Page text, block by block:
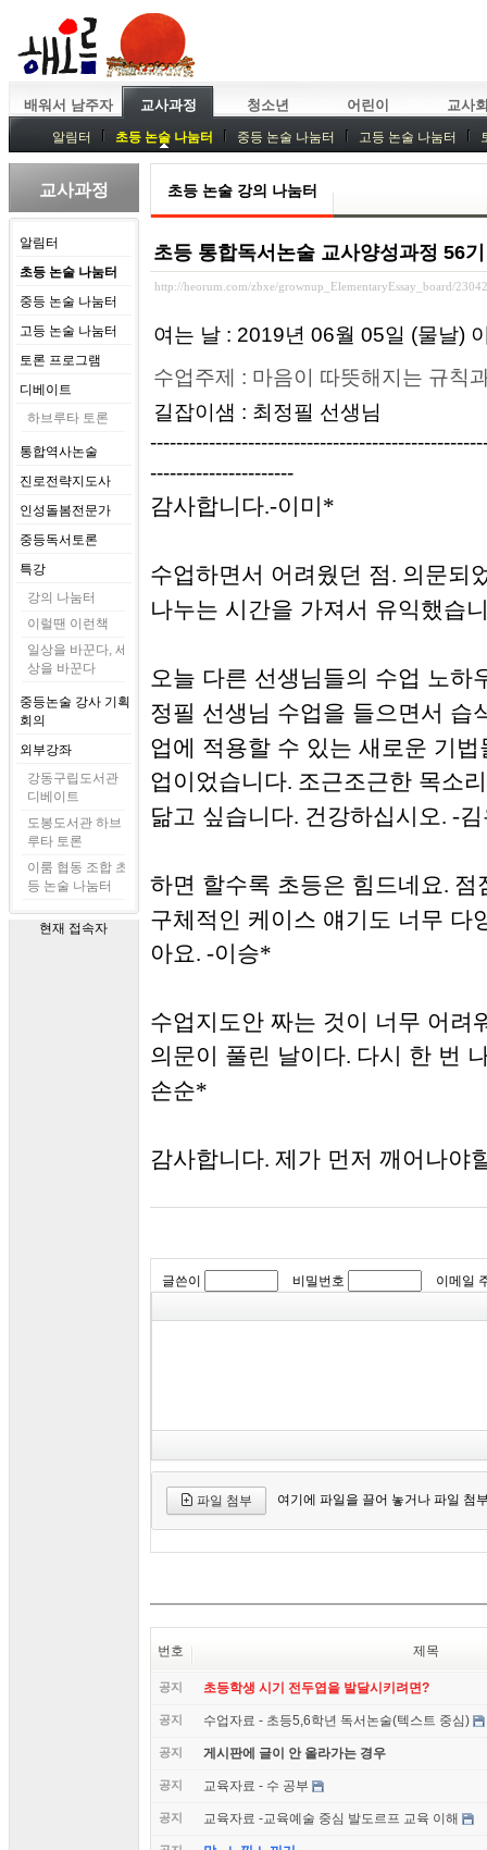
배워서 남주자 교사과정 청소년 어린이 교사
알림터 초등 논술 나눔터 중등 논술 나눔터 고등 논술 나눔터
중등독서토론
특강 중등논술 강사 기획회의 외부강좌
교사과정
알림터
초등 논술 나눔터
중등 논술 나눔터
고등 논술 나눔터
토론 프로그램
디베이트
하브루타 토론
통합역사논술
진로전략지도사
인성돌봄전문가
중등독서토론
특강
강의 나눔터
이럴땐 이런책
일상을 바꾼다, 세
상을 바꾼다
중등논술 강사 기획
회의
외부강좌
강동구립도서관
디베이트
도봉도서관 하브
루타 토론
이룸 협동 조합 초
등 논술 나눔터
현재 접속자
초등 논술 강의 나눔터
초등 통합독서논술 교사양성과정 56
http://heorum.com/zbxe/grownup_ElementaryEssay_board/
여는 날 : 2019년 06월 05일 (물날)
수업주제 : 마음이 따뜻해지는 규칙
길잡이샘 : 최정필 선생님
----------------------
감사합니다.-이미*
수업하면서 어려웠던 점. 의문되
나누는 시간을 가져서 유익했습
오늘 다른 선생님들의 수업 노하
정필 선생님 수업을 들으면서 습
업에 적용할 수 있는 새로운 기
업이었습니다. 조근조근한 목소
닮고 싶습니다. 건강하십시오. -
하면 할수록 초등은 힘드네요. 점
구체적인 케이스 얘기도 너무 다
아요. -이승*
수업지도안 짜는 것이 너무 어려
의문이 풀린 날이다. 다시 한 번
손순*
감사합니다. 제가 먼저 깨어나야
글쓴이 비밀번호 이메일
파일 첨부 여기에 파일을 끌어 놓거나 파일 첨
번호 제목
공지 초등학생 시기 전두엽을 발달시키려면?
공지 수업자료 - 초등5,6학년 독서논술(텍스트 중심)
공지 게시판에 글이 안 올라가는 경우
공지 교육자료 - 수 공부
공지 교육자료 -교육예술 중심 발도르프 교육 이해